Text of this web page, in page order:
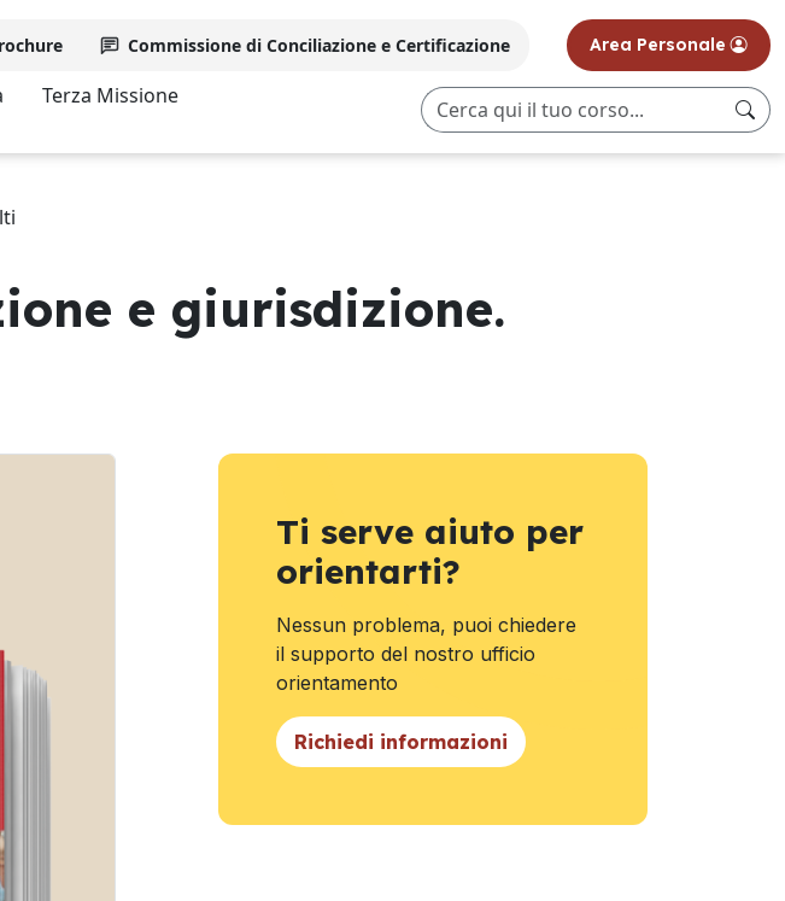
Commissione di Conciliazione e Certificazione Area Personale
Terza Missione
e giurisdizione.
Ti serve aiuto per
orientarti?
Nessun problema, puoi chiedere
il supporto del nostro ufficio
orientamento
Richiedi informazioni